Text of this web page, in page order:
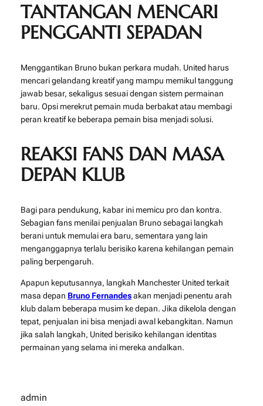
TANTANGAN MENCARI
PENGGANTI SEPADAN
Menggantikan Bruno bukan perkara mudah. United harus
mencari gelandang kreatif yang mampu memikul tanggung
jawab besar, sekaligus sesuai dengan sistem permainan
baru. Opsi merekrut pemain muda berbakat atau membagi
peran kreatif ke beberapa pemain bisa menjadi solusi.
REAKSI FANS DAN MASA
DEPAN KLUB
Bagi para pendukung, kabar ini memicu pro dan kontra.
Sebagian fans menilai penjualan Bruno sebagai langkah
berani untuk memulai era baru, sementara yang lain
menganggapnya terlalu berisiko karena kehilangan pemain
paling berpengaruh.
Apapun keputusannya, langkah Manchester United terkait
masa depan Bruno Fernandesakan menjadi penentu arah
klub dalam beberapa musim ke depan. Jika dikelola dengan
tepat, penjualan ini bisa menjadi awal kebangkitan. Namun
jika salah langkah, United berisiko kehilangan identitas
permainan yang selama ini mereka andalkan.
admin